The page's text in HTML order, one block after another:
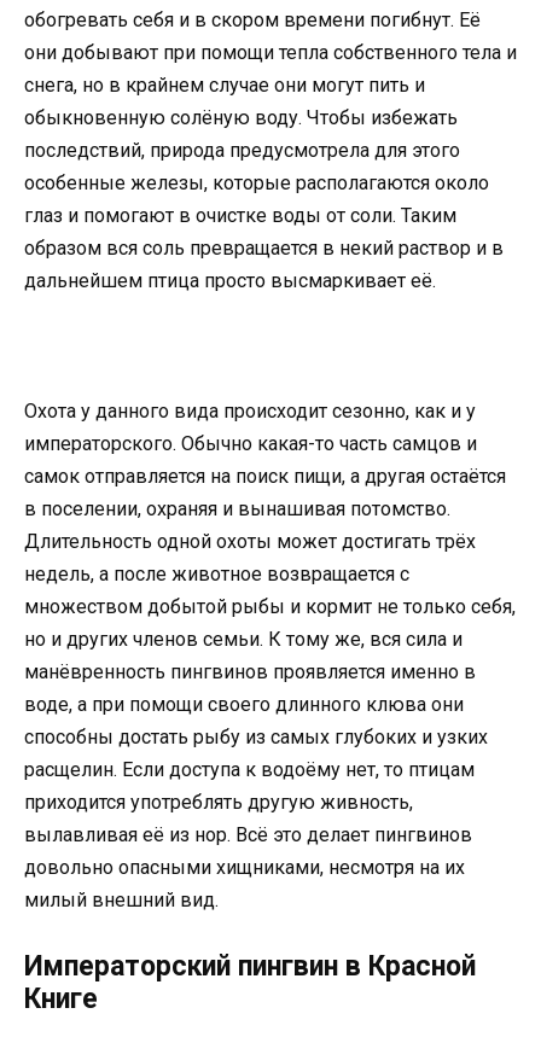
обогревать себя и в скором времени погибнут. Её
они добывают при помощи тепла собственного тела и
снега, но в крайнем случае они могут пить и
обыкновенную солёную воду. Чтобы избежать
последствий, природа предусмотрела для этого
особенные железы, которые располагаются около
глаз и помогают в очистке воды от соли. Таким
образом вся соль превращается в некий раствор и в
дальнейшем птица просто высмаркивает её.
Охота у данного вида происходит сезонно, как и у
императорского. Обычно какая-то часть самцов и
самок отправляется на поиск пищи, а другая остаётся
в поселении, охраняя и вынашивая потомство.
Длительность одной охоты может достигать трёх
недель, а после животное возвращается с
множеством добытой рыбы и кормит не только себя,
но и других членов семьи. К тому же, вся сила и
манёвренность пингвинов проявляется именно в
воде, а при помощи своего длинного клюва они
способны достать рыбу из самых глубоких и узких
расщелин. Если доступа к водоёму нет, то птицам
приходится употреблять другую живность,
вылавливая её из нор. Всё это делает пингвинов
довольно опасными хищниками, несмотря на их
милый внешний вид.
Императорский пингвин в Красной
Книге